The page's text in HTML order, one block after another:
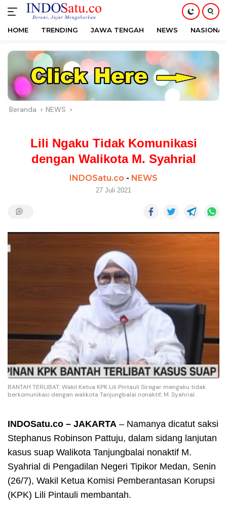
konten
HOME TRENDING JAWA TENGAH NEWS NASIONAL
Beranda NEWS
Lili Ngaku Tidak Komunikasi
dengan Walikota M. Syahrial
INDOSatu.co - NEWS
27 Juli 2021
BANTAH TERLIBAT: Wakil Ketua KPK Lili Pintauli Siregar mengaku tidak
berkomunikasi dengan walikota Tanjungbalai nonaktif, M. Syahrial.
INDOSatu.co – JAKARTA – Namanya dicatut saksi
Stephanus Robinson Pattuju, dalam sidang lanjutan
kasus suap Walikota Tanjungbalai nonaktif M.
Syahrial di Pengadilan Negeri Tipikor Medan, Senin
(26/7), Wakil Ketua Komisi Pemberantasan Korupsi
(KPK) Lili Pintauli membantah.